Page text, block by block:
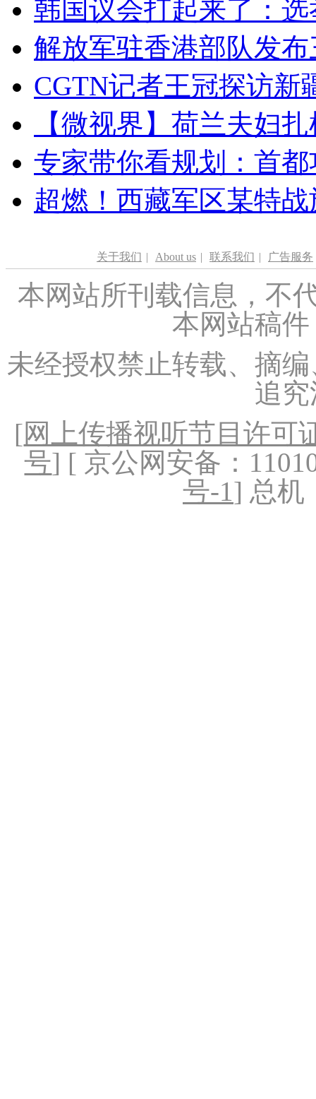
韩国议会打起来了：
解放军驻香港部队发
CGTN记者王冠探访新
【微视界】荷兰夫妇
专家带你看规划：首
超燃！西藏军区某特
关于我们 | About us | 联系我们 | 广告服务
本网站所刊载信息，不
本网站稿
未经授权禁止转载、摘
追
[网上传播视听节目许可
号] [ 京公网安备：
号-1] 总机